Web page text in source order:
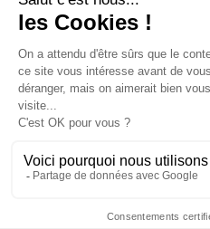
Conditions générales de vente